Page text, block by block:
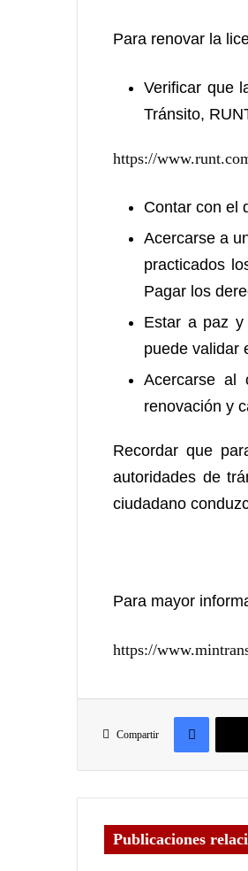
Para renovar la
Verificar que
Tránsito,
https://
Contar con el
Acercarse a
practicados
Pagar los
Estar a paz y
puede validar
Acercarse al
renovación y
Recordar que
autoridades de
ciudadano
Para mayor
https://
Compartir
Publicaciones